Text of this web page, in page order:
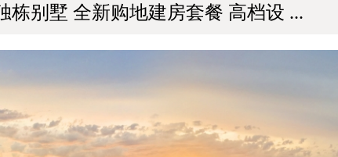
栋别墅 全新购地建房套餐 高档设 ...